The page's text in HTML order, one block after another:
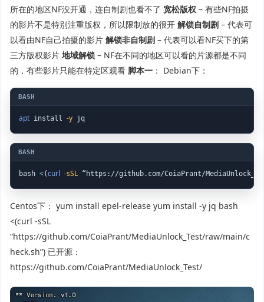
所在的地区NF没开通，连自制剧也看不了 宽松版权 – 有些NF拍摄
的影片不是特别注重版权，所以限制放的很开 解锁自制剧 – 代表可
以看由NF自己拍摄的影片 解锁非自制剧 – 代表可以看NF买下的第
三方版权影片 地域解锁 – NF在不同的地区可以看的片源都是不同
的，有些影片只能在特定区观看 脚本一 ： Debian下：
apt install -y jq
bash <(curl -sSL
Centos下： yum install epel-release yum install -y jq bash
<(curl -sSL
“https://github.com/CoiaPrant/MediaUnlock_Test/raw/main/c
heck.sh”) 已开源：
https://github.com/CoiaPrant/MediaUnlock_Test/